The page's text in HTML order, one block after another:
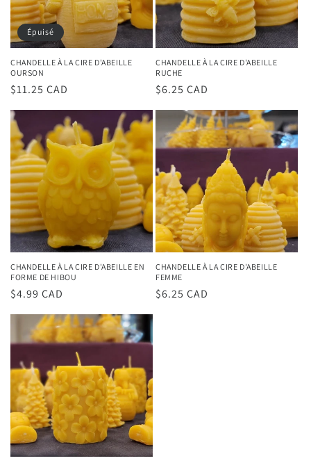
Épuisé
CHANDELLE À LA CIRE D'ABEILLE
OURSON
Prix
$11.25 CAD
CHANDELLE À LA CIRE D'ABEILLE
RUCHE
Prix
$6.25 CAD
CHANDELLE À LA CIRE D'ABEILLE EN
FORME DE HIBOU
Prix
$4.99 CAD
CHANDELLE À LA CIRE D'ABEILLE
FEMME
Prix
$6.25 CAD